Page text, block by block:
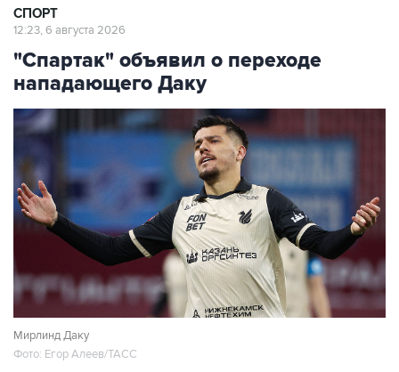
СПОРТ
12:23, 6 августа 2026
"Спартак" объявил о переходе
нападающего Даку
Мирлинд Даку
Фото: Егор Алеев/ТАСС